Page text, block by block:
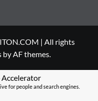
| All rights
by AF themes.
for people and search engines.